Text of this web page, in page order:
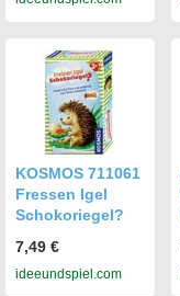
KOSMOS 711061
Fressen Igel
Schokoriegel?
7,49 €
ideeundspiel.com